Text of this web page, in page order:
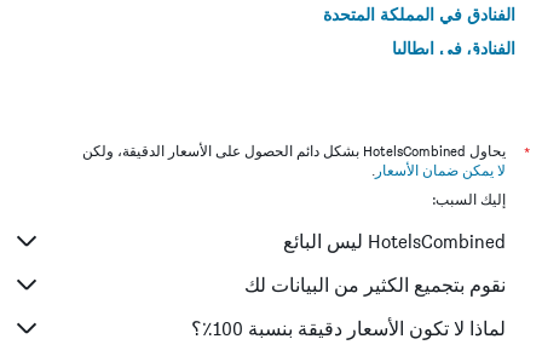
الفنادق في المملكة المتحدة
الفنادق في إيطاليا
*
يحاول HotelsCombined بشكل دائم الحصول على الأسعار الدقيقة، ولكن
لا يمكن ضمان الأسعار .
إليك السبب:
HotelsCombined ليس البائع
نقوم بتجميع الكثير من البيانات لك
لماذا لا تكون الأسعار دقيقة بنسبة 100٪؟